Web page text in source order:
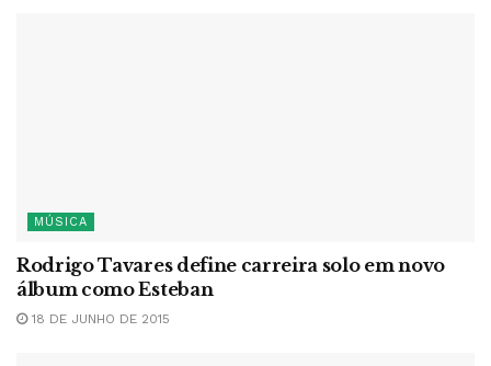
MÚSICA
Rodrigo Tavares define carreira solo em novo
álbum como Esteban
18 DE JUNHO DE 2015